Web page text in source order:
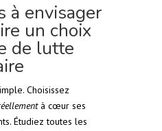
à envisager
un choix
de lutte
Choisissez
à cœur ses
Étudiez toutes les